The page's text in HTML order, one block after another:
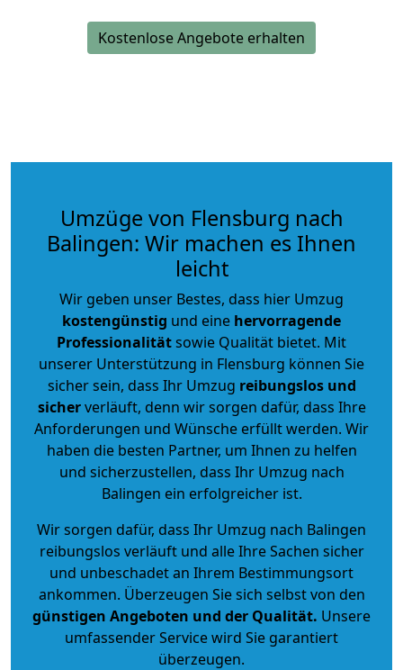
Kostenlose Angebote erhalten
Umzüge von Flensburg nach
Balingen: Wir machen es Ihnen
leicht
Wir geben unser Bestes, dass hier Umzug
kostengünstig und eine hervorragende
Professionalitätsowie Qualität bietet. Mit
unserer Unterstützung in Flensburg können Sie
sicher sein, dass Ihr Umzug reibungslos und
sicherverläuft, denn wir sorgen dafür, dass Ihre
Anforderungen und Wünsche erfüllt werden. Wir
haben die besten Partner, um Ihnen zu helfen
und sicherzustellen, dass Ihr Umzug nach
Balingen ein erfolgreicher ist.
Wir sorgen dafür, dass Ihr Umzug nach Balingen
reibungslos verläuft und alle Ihre Sachen sicher
und unbeschadet an Ihrem Bestimmungsort
ankommen. Überzeugen Sie sich selbst von den
günstigen Angeboten und der Qualität. Unsere
umfassender Service wird Sie garantiert
überzeugen.